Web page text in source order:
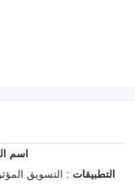
اسم
التطبيقات : التسويق